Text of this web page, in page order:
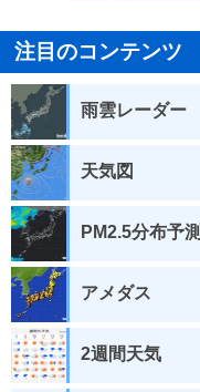
注目のコンテンツ
雨雲レーダー
天気図
PM2.5分布予測
アメダス
2週間天気